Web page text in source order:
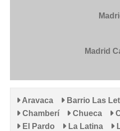
Madrid
Aravaca Barrio Las
Chamberí
Chueca
El Pardo
La Latina